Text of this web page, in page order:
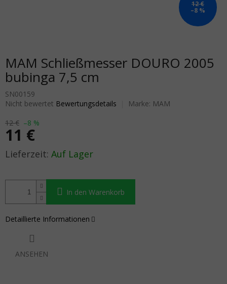
12 €
–8 %
MAM Schließmesser DOURO 2005
bubinga 7,5 cm
SN00159
Die durchschnittliche Produktbewertung ist 0,0 von 5 Sternen.
Nicht bewertet Bewertungsdetails Marke: MAM
12 € –8 %
11 €
Verkaufspreis: Auf Lager
In den Warenkorb
Detaillierte Informationen
ANSEHEN